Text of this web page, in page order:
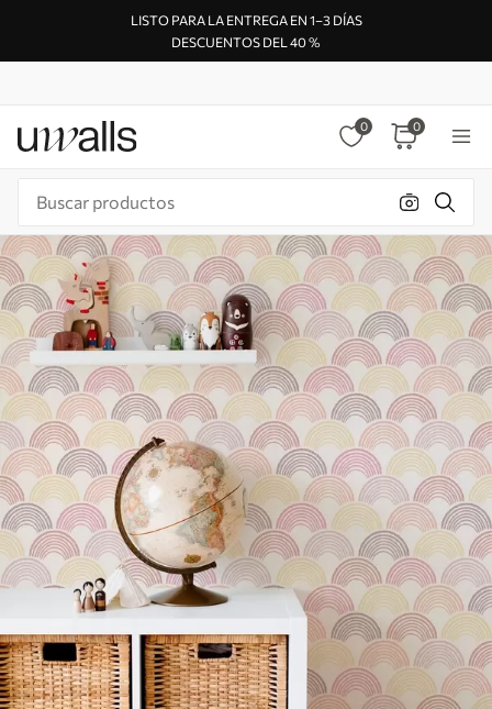
LISTO PARA LA ENTREGA EN 1–3 DÍAS
DESCUENTOS DEL 40 %
0 0